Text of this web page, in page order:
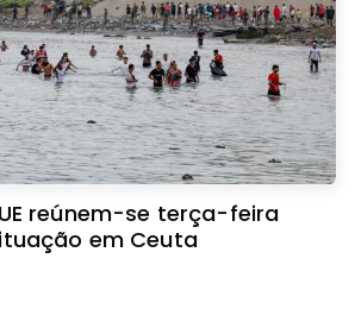
reúnem-se terça-feira
em Ceuta